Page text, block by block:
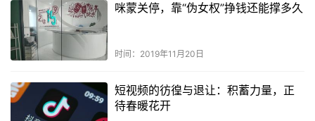
咪蒙关停，靠“伪女权”挣钱还能撑多久
时间：2019年11月20日
短视频的彷徨与退让：积蓄力量，正
待春暖花开